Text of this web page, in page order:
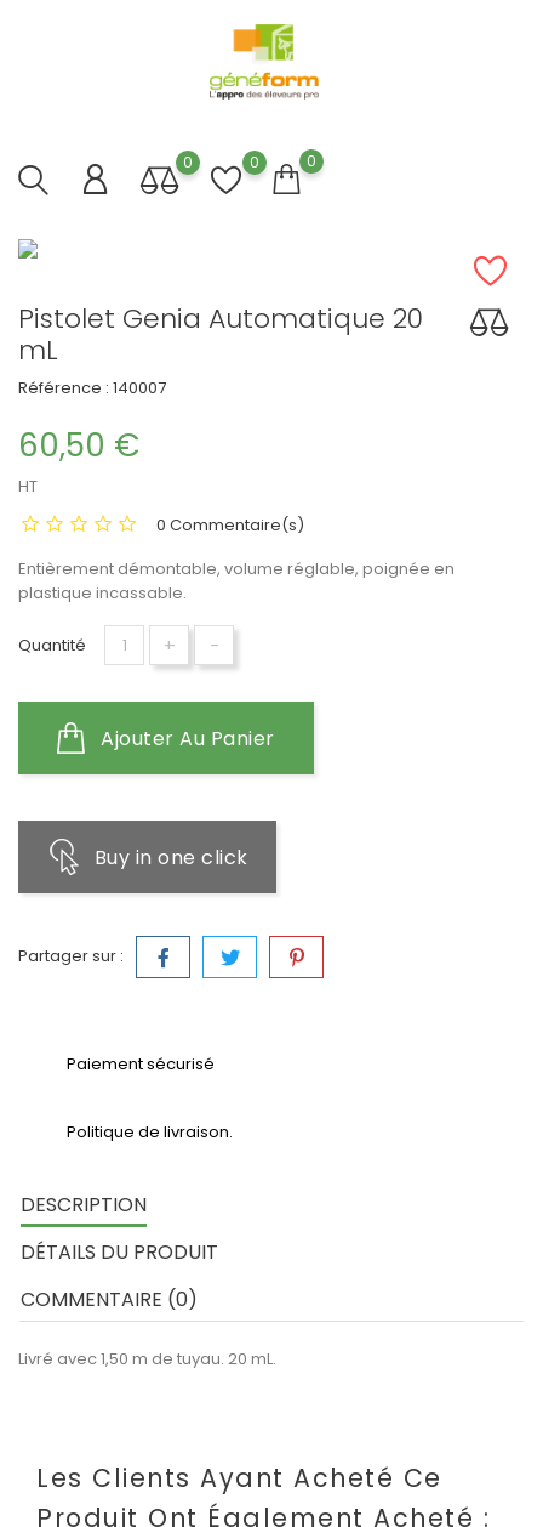
0 0 0
Pistolet Genia Automatique 20
mL
Référence : 140007
60,50 €
HT
0 Commentaire(s)
Entièrement démontable, volume réglable, poignée en
plastique incassable.
Quantité + -
Ajouter Au Panier
Buy in one click
Partager sur :
Paiement sécurisé
Politique de livraison.
DESCRIPTION
DÉTAILS DU PRODUIT
COMMENTAIRE (0)
Livré avec 1,50 m de tuyau. 20 mL.
Les Clients Ayant Acheté Ce
Produit Ont Également Acheté :